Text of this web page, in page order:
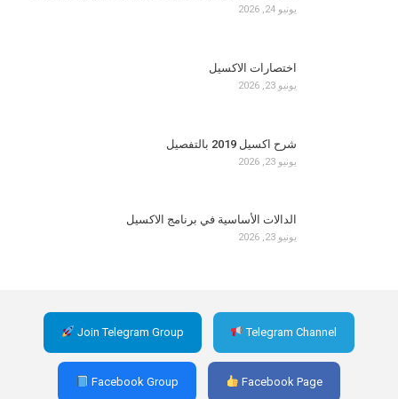
يونيو 24, 2026
اختصارات الاكسيل
يونيو 23, 2026
شرح اكسيل 2019 بالتفصيل
يونيو 23, 2026
الدالات الأساسية في برنامج الاكسيل
يونيو 23, 2026
Join Telegram Group Telegram Channel
Facebook Group Facebook Page